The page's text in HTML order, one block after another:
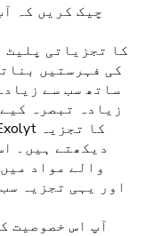
چیک کریں کہ
کی فہرستیں
ساتھ سب سے
زیادہ تبصرہ
دیکھتے ہیں۔
والے مواد
اور یہی تجزیہ
آپ اس خصوصیت